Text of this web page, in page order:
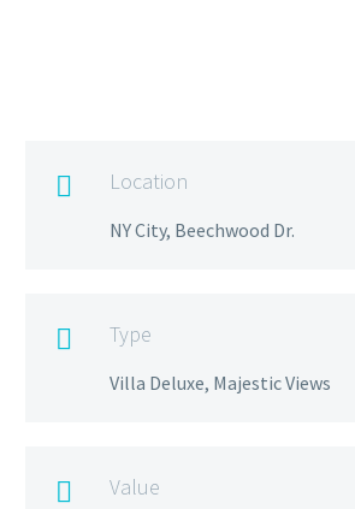
 Location
NY City, Beechwood Dr.
 Type
Villa Deluxe, Majestic Views
 Value